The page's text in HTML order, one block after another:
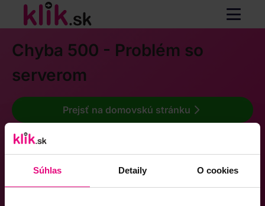
Súhlas Detaily O cookies
Chyba 500 - Problém so
serverom
Prejsť na domovskú stránku